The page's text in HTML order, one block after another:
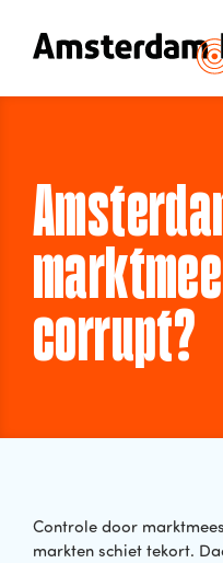
corrupt?
Controle door
markten schiet tekort.